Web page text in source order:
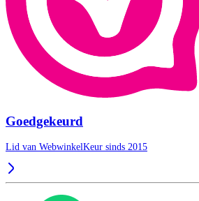
Goedgekeurd
Lid van WebwinkelKeur sinds 2015